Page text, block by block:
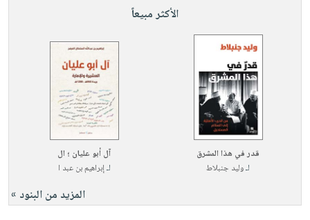
الأكثر مبيعاً
قدر في هذا المشرق
لـوليد جنبلاط
آل أبو عليان ؛ ال
لـإبراهيم بن عبد ا
المزيد من البنود »